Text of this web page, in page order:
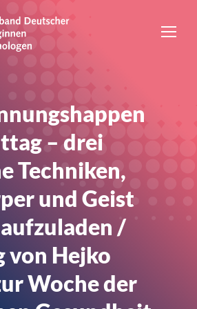
– drei
Techniken,
und Geist
/
von Hejko
Woche der